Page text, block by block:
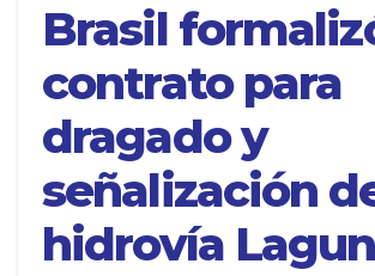
Brasil
contrato para
dragado y
señalización
hidrovía